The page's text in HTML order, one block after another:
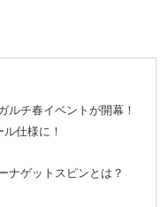
ルチ春イベントが開幕！
仕様に！
ナゲットスピンとは？